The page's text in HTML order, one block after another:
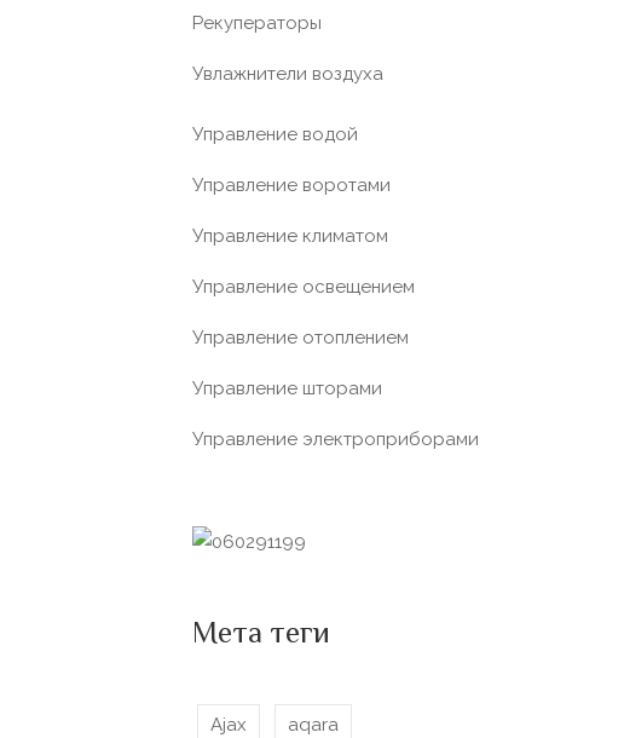
Рекуператоры
Увлажнители воздуха
Управление водой
Управление воротами
Управление климатом
Управление освещением
Управление отоплением
Управление шторами
Управление электроприборами
Мета теги
Ajax aqara